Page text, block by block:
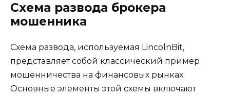
Схема развода брокера
мошенника
Схема развода, используемая LincolnBit,
представляет собой классический пример
мошенничества на финансовых рынках.
Основные элементы этой схемы включают